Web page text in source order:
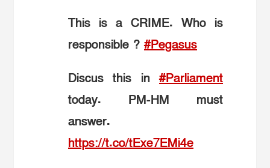
This is a CRIME. Who is
responsible ?#Pegasus
Discus this in#Parliament
today. PM-HM must
answer.
https://t.co/tExe7EMi4e